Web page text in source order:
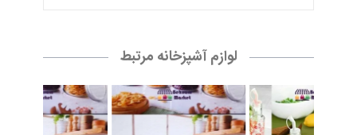
آبلیموخوری چاپدار
بانکه گرد الشن سایز 4
23,000 تومان
بانکه گرد الشن سایز 3
24,000 تومان